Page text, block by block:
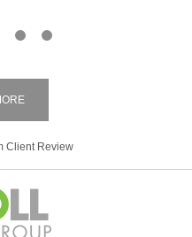
Client Review